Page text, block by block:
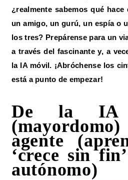
¿realmente sabemos qué
un amigo, un gurú, un espía o
los tres? Prepárense para un
a través del fascinante y, a
la IA móvil. ¡Abróchense los
está a punto de empezar!
De la IA
agente
‘crece sin
autónomo)